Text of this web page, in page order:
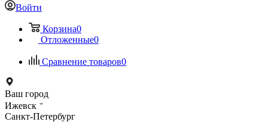
Войти
Корзина0
Отложенные0
Сравнение товаров0
Ваш город
Ижевск
Санкт-Петербург